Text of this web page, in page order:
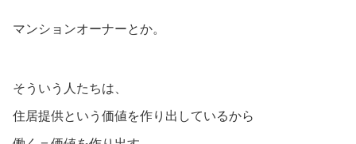
マンションオーナーとか。
そういう人たちは、
住居提供という価値を作り出しているから